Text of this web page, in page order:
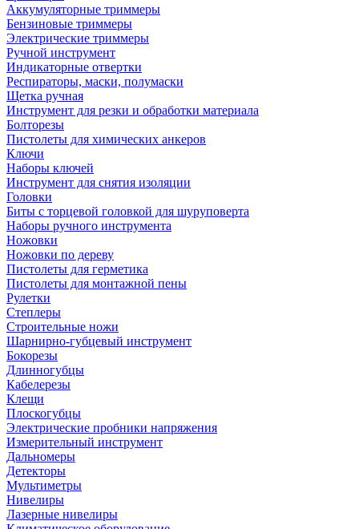
Аккумуляторные триммеры
Бензиновые триммеры
Электрические триммеры
Ручной инструмент
Индикаторные отвертки
Респираторы, маски, полумаски
Щетка ручная
Инструмент для резки и обработки материала
Болторезы
Пистолеты для химических анкеров
Ключи
Наборы ключей
Инструмент для снятия изоляции
Головки
Биты с торцевой головкой для шуруповерта
Наборы ручного инструмента
Ножовки
Ножовки по дереву
Пистолеты для герметика
Пистолеты для монтажной пены
Рулетки
Степлеры
Строительные ножи
Шарнирно-губцевый инструмент
Бокорезы
Длинногубцы
Кабелерезы
Клещи
Плоскогубцы
Электрические пробники напряжения
Измерительный инструмент
Дальномеры
Детекторы
Мультиметры
Нивелиры
Лазерные нивелиры